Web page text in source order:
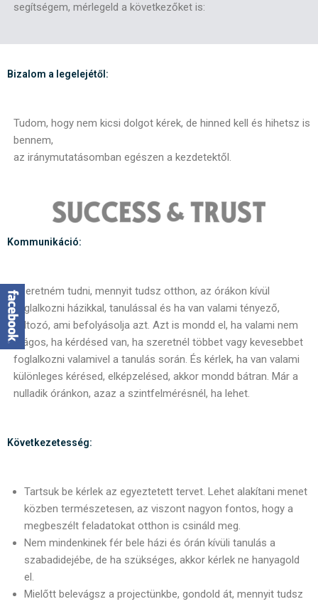
segítségem, mérlegeld a következőket is:
Bizalom a legelejétől:
Tudom, hogy nem kicsi dolgot kérek, de hinned kell és hihetsz is
bennem,
az iránymutatásomban egészen a kezdetektől.
Kommunikáció:
Szeretném tudni, mennyit tudsz otthon, az órákon kívül
foglalkozni házikkal, tanulással és ha van valami tényező,
változó, ami befolyásolja azt. Azt is mondd el, ha valami nem
világos, ha kérdésed van, ha szeretnél többet vagy kevesebbet
foglalkozni valamivel a tanulás során. És kérlek, ha van valami
különleges kérésed, elképzelésed, akkor mondd bátran. Már a
nulladik óránkon, azaz a szintfelmérésnél, ha lehet.
Következetesség:
Tartsuk be kérlek az egyeztetett tervet. Lehet alakítani menet
közben természetesen, az viszont nagyon fontos, hogy a
megbeszélt feladatokat otthon is csináld meg.
Nem mindenkinek fér bele házi és órán kívüli tanulás a
szabadidejébe, de ha szükséges, akkor kérlek ne hanyagold
el.
Mielőtt belevágsz a projectünkbe, gondold át, mennyit tudsz